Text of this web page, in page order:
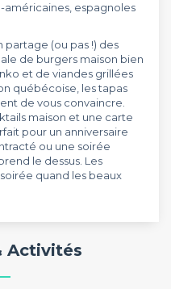
espagnoles
partage (ou pas !) des
de burgers maison bien
et de viandes grillées
québécoise, les tapas
de vous convaincre.
maison et une carte
pour un anniversaire
ou une soirée
le dessus. Les
quand les beaux
Activités